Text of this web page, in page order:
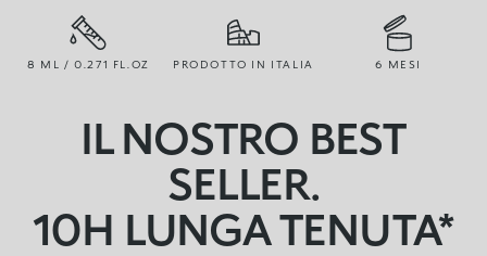
8 ML / 0.271 FL.OZ PRODOTTO IN ITALIA 6 MESI
IL NOSTRO BEST
SELLER.
10H LUNGA TENUTA*